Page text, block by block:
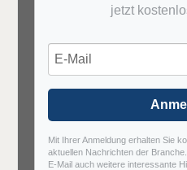
jetzt
Mit Ihrer Anmeldung erhalten Sie
aktuellen Nachrichten der
E-Mail auch weitere interessante